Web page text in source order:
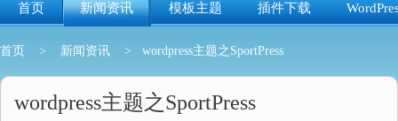
首页 新闻资讯 模板主题 插件下载
首页 > 新闻资讯 > wordpress主题之SportPress
wordpress主题之SportPress